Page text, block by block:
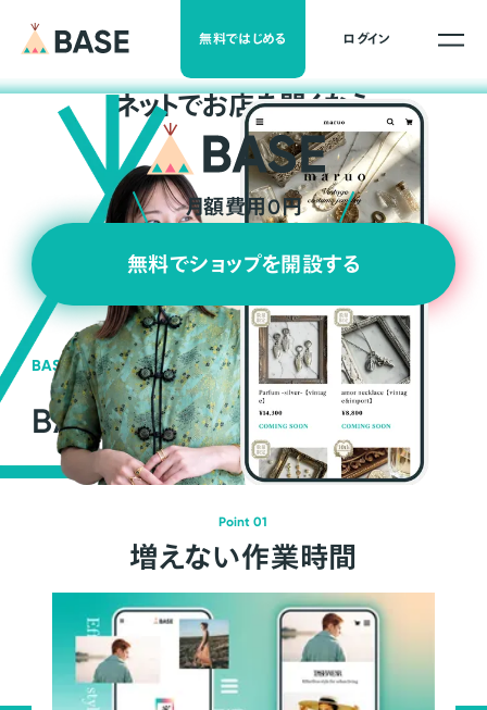
無料ではじめる ログイン
ネットでお店を開くなら
月額費用0円
無料でショップを開設する
BASEの強み
BASEが強い3つの理由
Point 01
増えない作業時間